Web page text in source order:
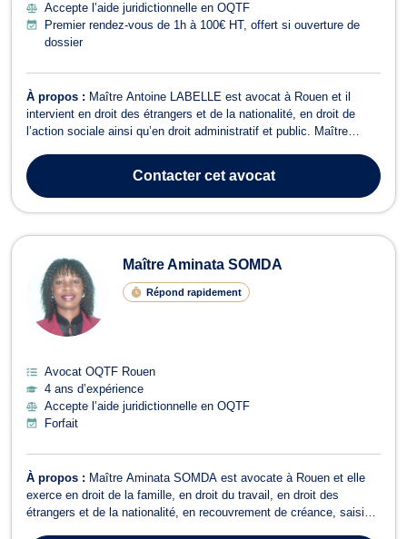
Accepte l’aide juridictionnelle en OQTF
Premier rendez-vous de 1h à 100€ HT, offert si ouverture de
dossier
À propos : Maître Antoine LABELLE est avocat à Rouen et il
intervient en droit des étrangers et de la nationalité, en droit de
l’action sociale ainsi qu’en droit administratif et public. Maître
de la nationalité. Il traite les dossiers concernant l’entrée, la
demande de ti...
Contactercet avocat
Maître Aminata SOMDA
Répond rapidement
Avocat OQTF Rouen
4 ans d’expérience
Accepte l’aide juridictionnelle en OQTF
Forfait
À propos : Maître Aminata SOMDA est avocate à Rouen et elle
exerce en droit de la famille, en droit du travail, en droit des
étrangers et de la nationalité, en recouvrement de créance, saisie,